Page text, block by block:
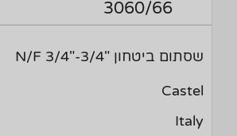
3060/66
שסתום ביטחון "3/4-"3/4 N/F
Castel
Italy